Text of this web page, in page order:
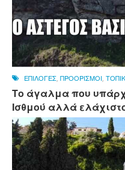
ΕΠΙΛΟΓΕΣ ΠΡΟΟΡΙΣΜΟΙ
Το άγαλμα που
Ισθμού αλλά